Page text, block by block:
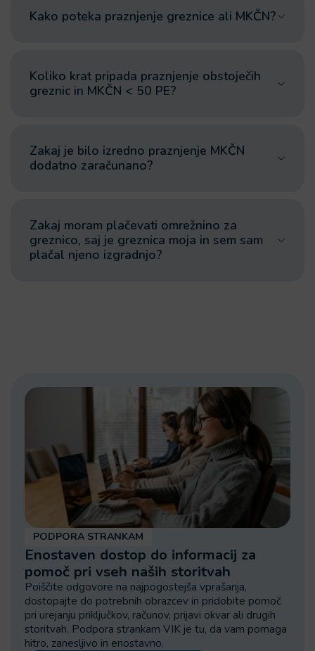
Kako poteka praznjenje greznice ali MKČN?
Koliko krat pripada praznjenje obstoječih
greznic in MKČN < 50 PE?
Zakaj je bilo izredno praznjenje MKČN
dodatno zaračunano?
Zakaj moram plačevati omrežnino za
greznico, saj je greznica moja in sem sam
plačal njeno izgradnjo?
PODPORA STRANKAM
Enostaven dostop do informacij za
pomoč pri vseh naših storitvah
Poiščite odgovore na najpogostejša vprašanja,
dostopajte do potrebnih obrazcev in pridobite pomoč
pri urejanju priključkov, računov, prijavi okvar ali drugih
storitvah. Podpora strankam VIK je tu, da vam pomaga
hitro, zanesljivo in enostavno.